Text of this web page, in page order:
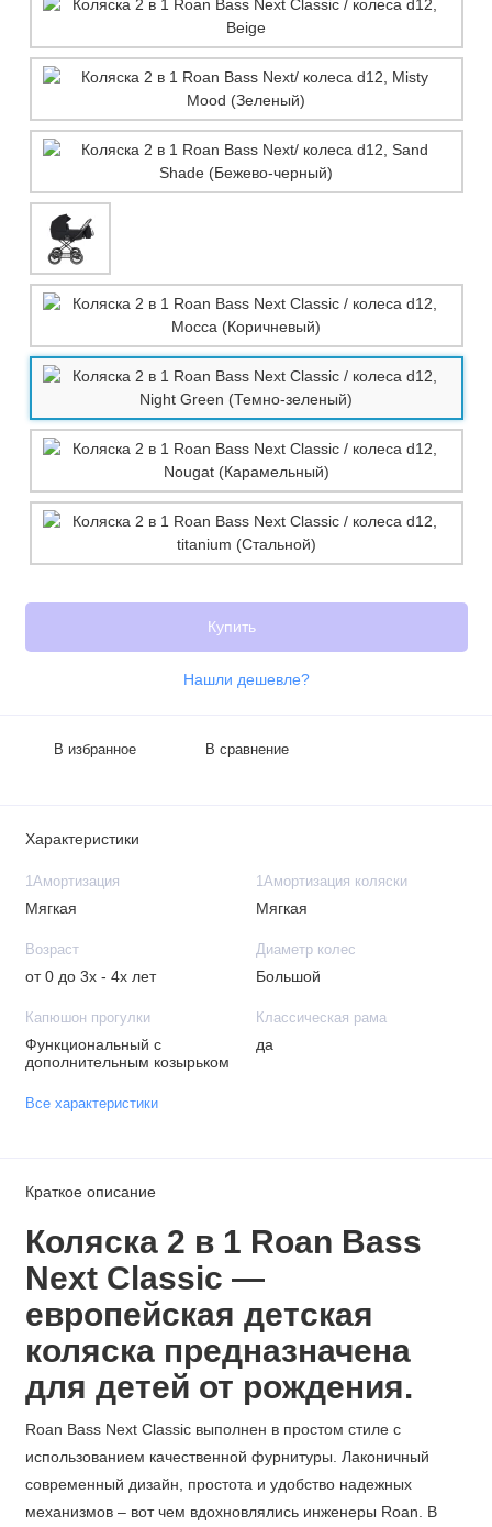
Купить
Нашли дешевле?
В избранное В сравнение
Характеристики
1Амортизация
Мягкая
1Амортизация коляски
Мягкая
Возраст
от 0 до 3х - 4х лет
Диаметр колес
Большой
Капюшон прогулки
Функциональный с
дополнительным козырьком
Классическая рама
да
Все характеристики
Краткое описание
Коляска 2 в 1 Roan Bass
Next Classic —
европейская детская
коляска предназначена
для детей от рождения.
Roan Bass Next Classic выполнен в простом стиле с
использованием качественной фурнитуры. Лаконичный
современный дизайн, простота и удобство надежных
механизмов – вот чем вдохновлялись инженеры Roan. В